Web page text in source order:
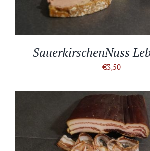
SauerkirschenNuss
€3,50